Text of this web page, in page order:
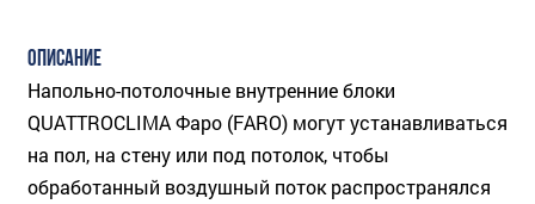
ОПИСАНИЕ
Напольно-потолочные внутренние блоки
QUATTROCLIMA Фаро (FARO) могут устанавливаться
на пол, на стену или под потолок, чтобы
обработанный воздушный поток распространялся